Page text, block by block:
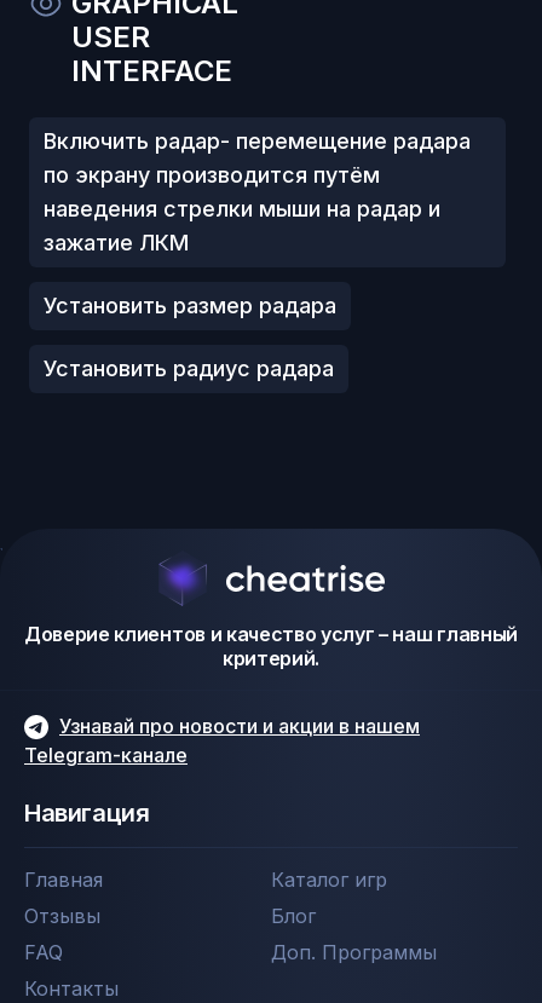
USER
INTERFACE
Включить радар- перемещение радара
по экрану производится путём
наведения стрелки мыши на радар и
зажатие ЛКМ
Установить размер радара
Установить радиус радара
Доверие клиентов и качество услуг – наш главный
критерий.
Узнавай про новости и акции в нашем
Telegram-канале
Навигация
Главная
Каталог игр
Отзывы
Блог
FAQ
Доп. Программы
Контакты